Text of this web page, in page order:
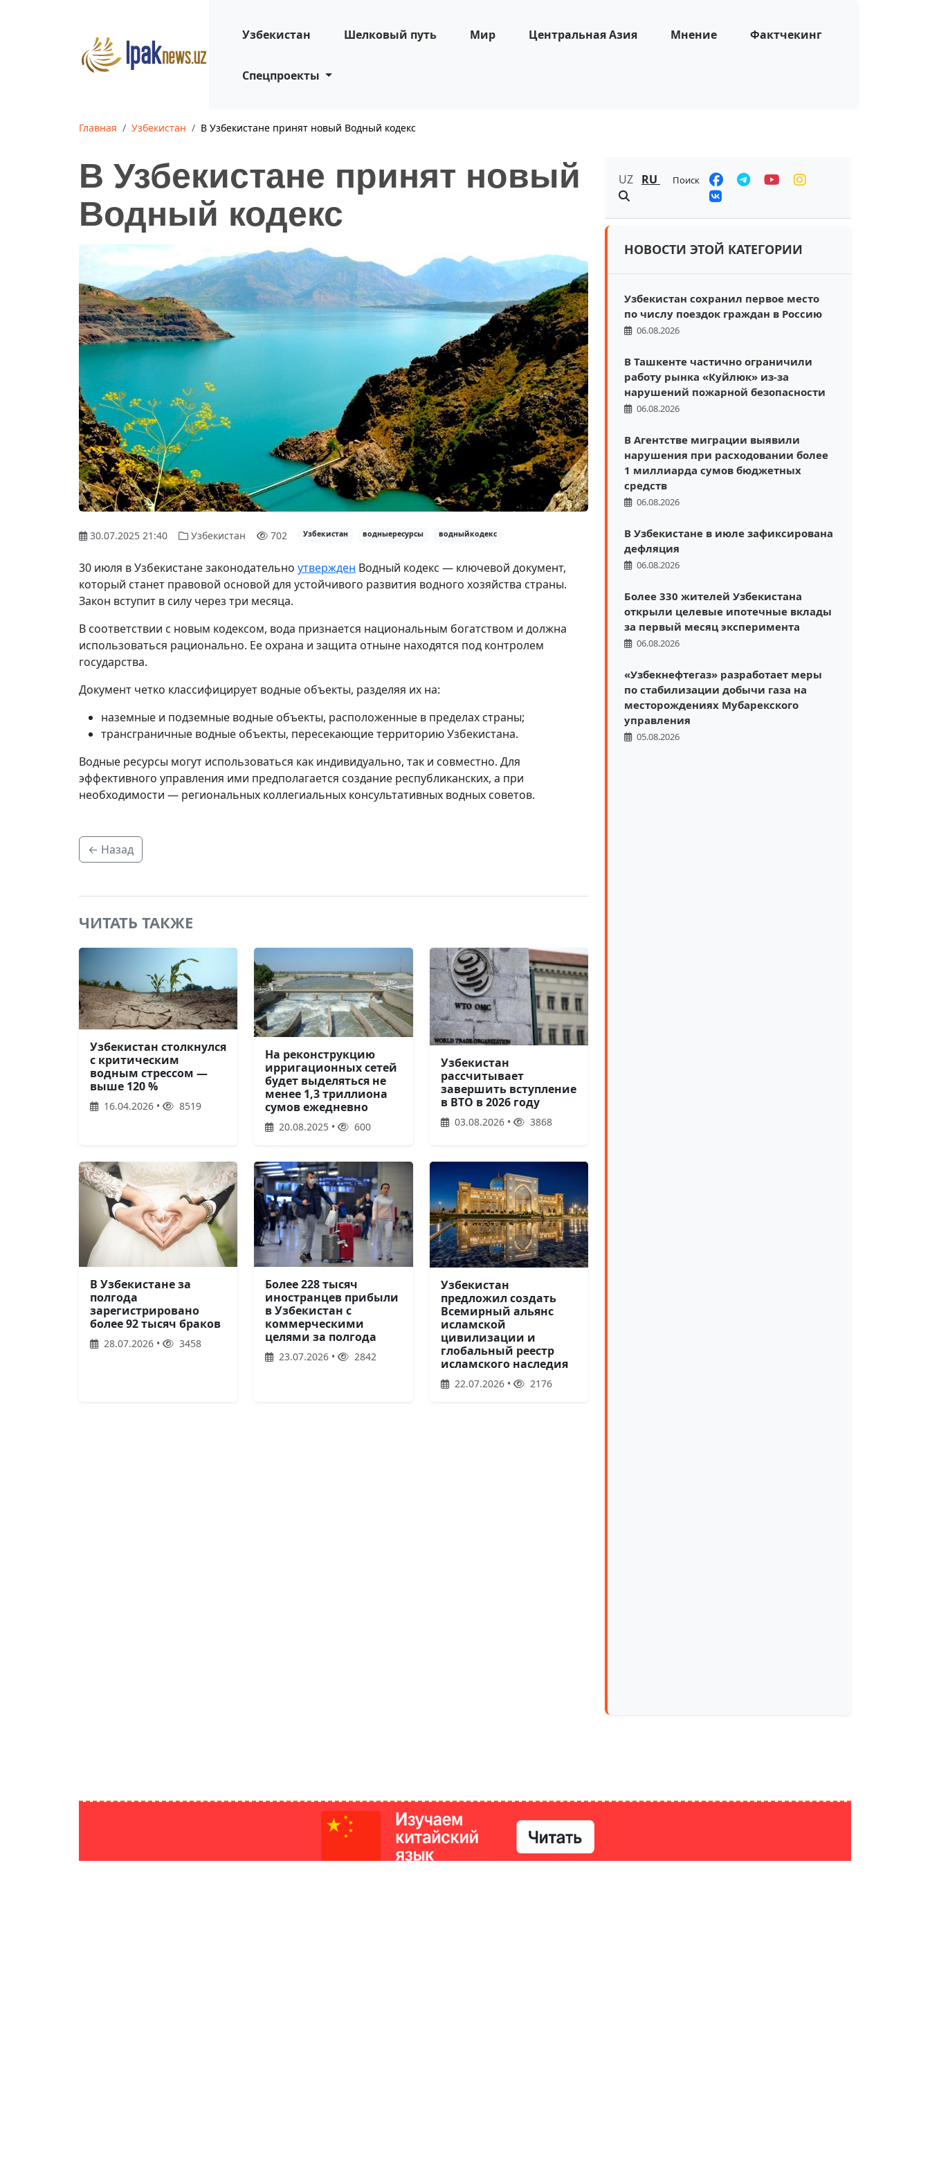
Узбекистан Шелковый путь Мир Центральная Азия Мнение Фактчекинг
Спецпроекты
Главная Узбекистан В Узбекистане принят новый Водный кодекс
В Узбекистане принят новый
Водный кодекс
30.07.2025 21:40 Узбекистан 702 Узбекистан водныересурсы водныйкодекс
30 июля в Узбекистане законодательно утвержден Водный кодекс — ключевой документ,
который станет правовой основой для устойчивого развития водного хозяйства страны.
Закон вступит в силу через три месяца.
В соответствии с новым кодексом, вода признается национальным богатством и должна
использоваться рационально. Ее охрана и защита отныне находятся под контролем
государства.
Документ четко классифицирует водные объекты, разделяя их на:
наземные и подземные водные объекты, расположенные в пределах страны;
трансграничные водные объекты, пересекающие территорию Узбекистана.
Водные ресурсы могут использоваться как индивидуально, так и совместно. Для
эффективного управления ими предполагается создание республиканских, а при
необходимости — региональных коллегиальных консультативных водных советов.
← Назад
ЧИТАТЬ ТАКЖЕ
Узбекистан столкнулся
с критическим
водным стрессом —
выше 120 %
16.04.2026 • 8519
На реконструкцию
ирригационных сетей
будет выделяться не
менее 1,3 триллиона
сумов ежедневно
20.08.2025 • 600
Узбекистан
рассчитывает
завершить вступление
в ВТО в 2026 году
03.08.2026 • 3868
В Узбекистане за
полгода
зарегистрировано
более 92 тысяч браков
28.07.2026 • 3458
Более 228 тысяч
иностранцев прибыли
в Узбекистан с
коммерческими
целями за полгода
23.07.2026 • 2842
Узбекистан
предложил создать
Всемирный альянс
исламской
цивилизации и
глобальный реестр
исламского наследия
22.07.2026 • 2176
UZ RU Поиск
НОВОСТИ ЭТОЙ КАТЕГОРИИ
Узбекистан сохранил первое место
по числу поездок граждан в Россию
06.08.2026
В Ташкенте частично ограничили
работу рынка «Куйлюк» из-за
нарушений пожарной безопасности
06.08.2026
В Агентстве миграции выявили
нарушения при расходовании более
1 миллиарда сумов бюджетных
средств
06.08.2026
В Узбекистане в июле зафиксирована
дефляция
06.08.2026
Более 330 жителей Узбекистана
открыли целевые ипотечные вклады
за первый месяц эксперимента
06.08.2026
«Узбекнефтегаз» разработает меры
по стабилизации добычи газа на
месторождениях Мубарекского
управления
05.08.2026